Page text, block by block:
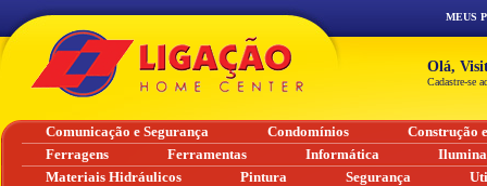
MEUS
Olá,
Cadastre-se
Comunicação e Segurança Condomínios
Construção
Ferragens
Ferramentas Informática
Materiais Hidráulicos
Pintura Segurança